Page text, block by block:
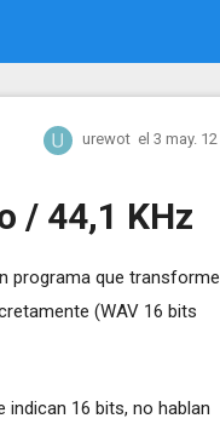
urewot el 3 may. 12
/ 44,1 KHz
programa que transforme
(WAV 16 bits
16 bits, no hablan